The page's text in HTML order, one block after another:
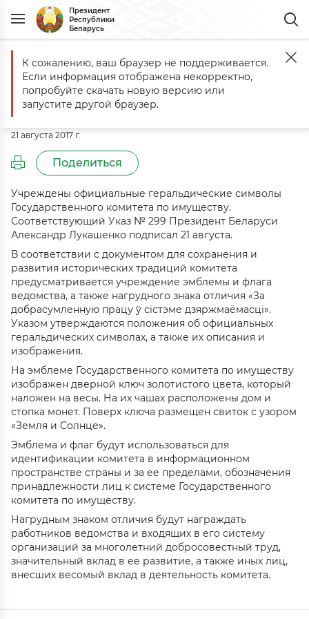
Президент
Республики
Беларусь
Главная События Комментарий к Указу № 299 от 21 августа 2017
Комментарий к Указу № 299 от 21
августа 2017 г.
21 августа 2017 г.
Поделиться
Учреждены официальные геральдические символы
Государственного комитета по имуществу.
Соответствующий Указ № 299 Президент Беларуси
Александр Лукашенко подписал 21 августа.
В соответствии с документом для сохранения и
развития исторических традиций комитета
предусматривается учреждение эмблемы и флага
ведомства, а также нагрудного знака отличия «За
добрасумленную працу ў сістэме дзяржмаёмасці».
Указом утверждаются положения об официальных
геральдических символах, а также их описания и
изображения.
На эмблеме Государственного комитета по имуществу
изображен дверной ключ золотистого цвета, который
наложен на весы. На их чашах расположены дом и
стопка монет. Поверх ключа размещен свиток с узором
«Земля и Солнце».
Эмблема и флаг будут использоваться для
идентификации комитета в информационном
пространстве страны и за ее пределами, обозначения
принадлежности лиц к системе Государственного
комитета по имуществу.
Нагрудным знаком отличия будут награждать
работников ведомства и входящих в его систему
организаций за многолетний добросовестный труд,
значительный вклад в ее развитие, а также иных лиц,
внесших весомый вклад в деятельность комитета.
К сожалению, ваш браузер не поддерживается.
Если информация отображена некорректно,
попробуйте скачать новую версию или
запустите другой браузер.